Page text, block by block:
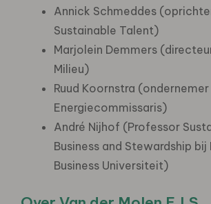
Annick Schmeddes
Sustainable Talent)
Marjolein Demmers
Milieu)
Ruud Koornstra
Energiecommissaris)
André Nijhof (Professor
Business and Stewardship bij
Business Universiteit)